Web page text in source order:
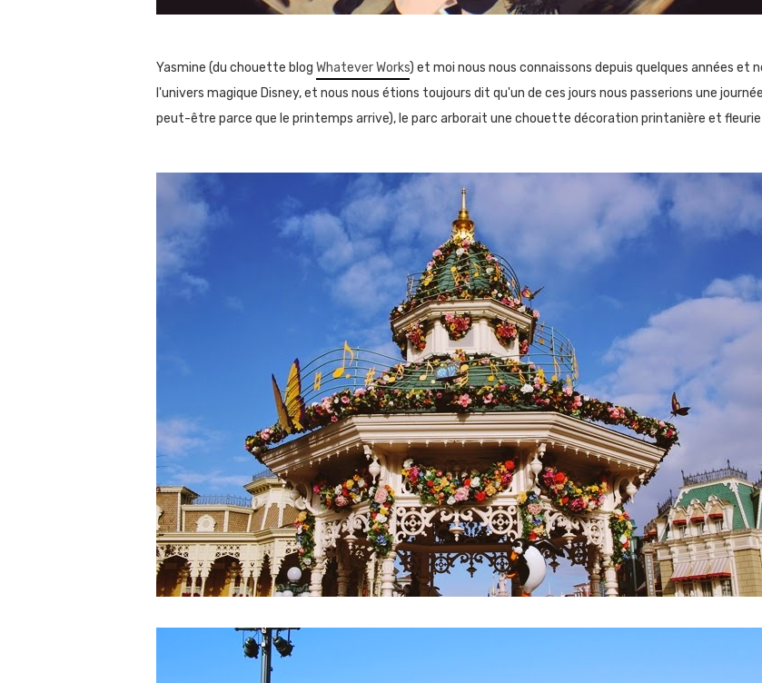
Yasmine (du chouette blog Whatever Works) et moi nous nous connaissons depuis quelques années et
l'univers magique Disney, et nous nous étions toujours dit qu'un de ces jours nous passerions une
peut-être parce que le printemps arrive), le parc arborait une chouette décoration printanière et